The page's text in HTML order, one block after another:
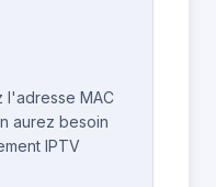
l'adresse MAC
aurez besoin
IPTV